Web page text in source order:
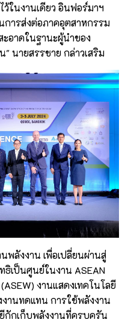
ว้ในงานเดียว อินฟอร์มาฯ
การส่งต่อภาคอุตสาหกรรม
อาดในฐานะผู้นำของ
นายสรรชาย กล่าวเสริม
พลังงาน เพื่อเปลี่ยนผ่านสู่
เป็นศูนย์ในงาน ASEAN
งานแสดงเทคโนโลยี
านทดแทน การใช้พลังงาน
กักเก็บพลังงานที่ครบครัน